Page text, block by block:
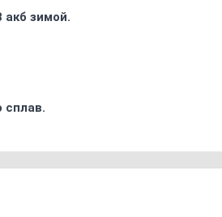
акб зимой.
сплав.